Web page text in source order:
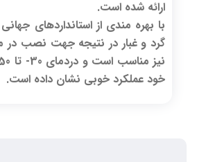
ارائه شده است.
گرد و غبار در نتیجه جهت نصب
خود عملکرد خوبی نشان داده است.